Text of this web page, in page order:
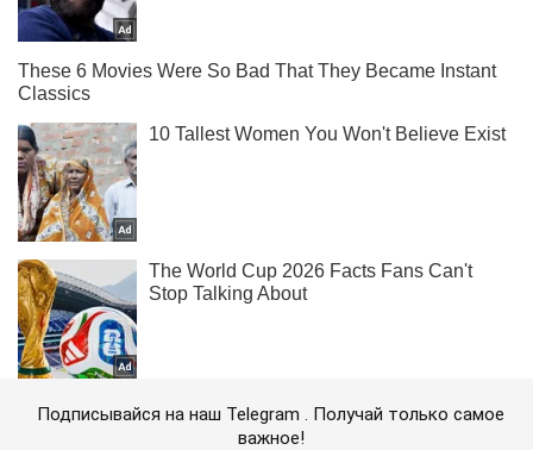
Подписывайся на наш Telegram . Получай только самое
важное!